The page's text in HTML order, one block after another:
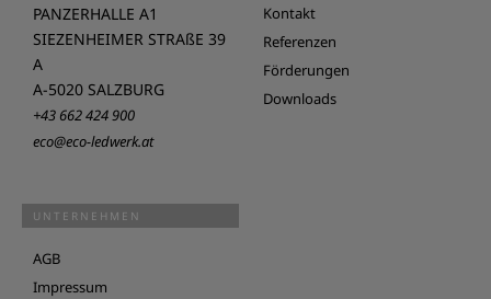
PANZERHALLE A1
SIEZENHEIMER STRAßE 39
A
A-5020 SALZBURG
+43 662 424 900
eco@eco-ledwerk.at
Kontakt
Referenzen
Förderungen
Downloads
UNTERNEHMEN
AGB
Impressum